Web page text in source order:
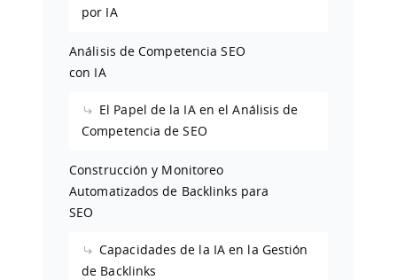
por IA
Análisis de Competencia SEO
con IA
El Papel de la IA en el Análisis de
Competencia de SEO
Construcción y Monitoreo
Automatizados de Backlinks para
SEO
Capacidades de la IA en la Gestión
de Backlinks